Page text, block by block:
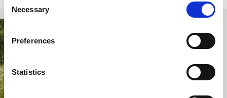
Selection
Necessary
Preferences
Statistics